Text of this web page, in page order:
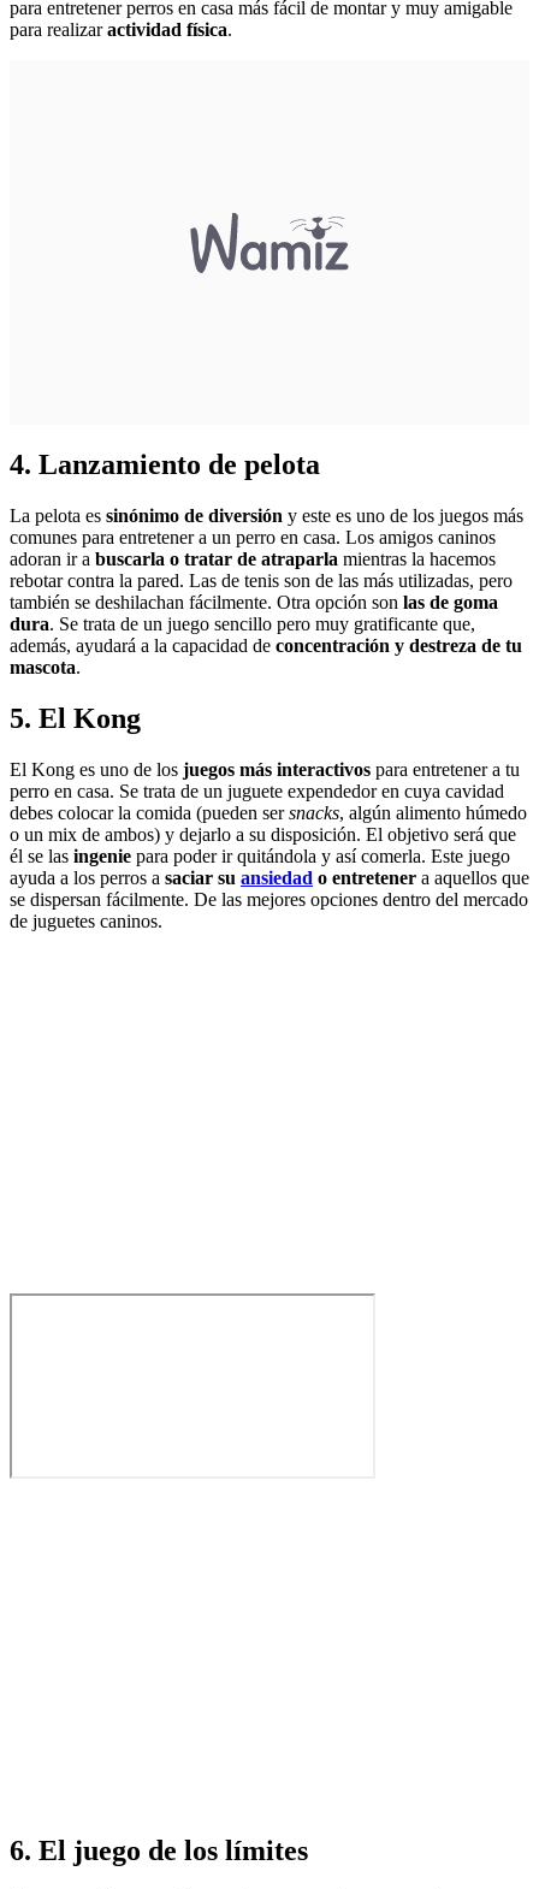
para entretener perros en casa más fácil de montar y muy amigable
para realizaractividad física.
4. Lanzamiento de pelota
La pelota es sinónimo de diversión y este es uno de los juegos más
comunes para entretener a un perro en casa. Los amigos caninos
adoran ir a buscarla o tratar de atraparla mientras la hacemos
rebotar contra la pared. Las de tenis son de las más utilizadas, pero
también se deshilachan fácilmente. Otra opción son las de goma
dura. Se trata de un juego sencillo pero muy gratificante que,
además, ayudará a la capacidad de concentración y destreza de tu
mascota.
5. El Kong
El Kong es uno de los juegos más interactivos para entretener a tu
perro en casa. Se trata de un juguete expendedor en cuya cavidad
debes colocar la comida (pueden sersnacks, algún alimento húmedo
o un mix de ambos) y dejarlo a su disposición. El objetivo será que
él se las ingenie para poder ir quitándola y así comerla. Este juego
ayuda a los perros a saciar su ansiedad o entretener a aquellos que
se dispersan fácilmente. De las mejores opciones dentro del mercado
de juguetes caninos.
6. El juego de los límites